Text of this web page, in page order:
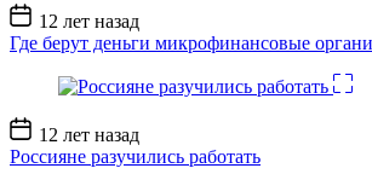
Дата
записи
12 лет назад
Где берут деньги микрофинансовые
Дата
записи
12 лет назад
Россияне разучились работать